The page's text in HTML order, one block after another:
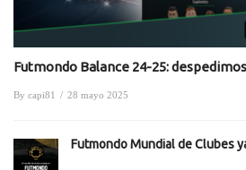
Futmondo Balance 24-25:
By capi81 / 28 mayo 2025
Futmondo Mundial de Clubes